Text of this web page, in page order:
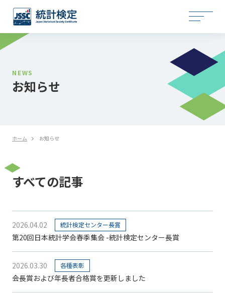
NEWS
お知らせ
ホーム お知らせ
すべての記事
2026.04.02 統計検定センター長賞
第20回日本統計学会春季集会 -統計検定センター長賞
2026.03.30 各種表彰
会長賞および年長者合格賞を更新しました